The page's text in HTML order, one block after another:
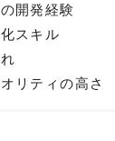
開発経験
スキル
リティの高さ